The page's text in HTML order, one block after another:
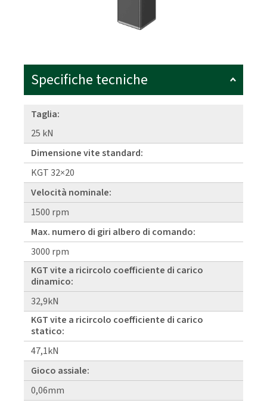
Specifiche tecniche
Taglia:
25 kN
Dimensione vite standard:
KGT 32×20
Velocità nominale:
1500 rpm
Max. numero di giri albero di comando:
3000 rpm
KGT vite a ricircolo coefficiente di carico
dinamico:
32,9kN
KGT vite a ricircolo coefficiente di carico
statico:
47,1kN
Gioco assiale:
0,06mm